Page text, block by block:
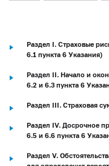
Раздел I. Страховые
6.1 пункта 6 Указания)
Раздел II. Начало и
6.2 и 6.3 пункта 6
Раздел III. Страховая
Раздел IV. Досрочное
6.5 и 6.6 пункта 6
Раздел V.